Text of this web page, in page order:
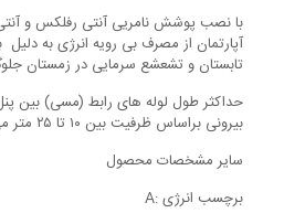
آپارتمان از مصرف بی رویه انرژی به
تابستان و تشعشع سرمایی در زمستان
حداکثر طول لوله های رابط (مسی) بین
بیرونی براساس ظرفیت بین ۱۰ تا ۲۵ متر می باشد.
سایر مشخصات محصول
برچسب انرژی :A